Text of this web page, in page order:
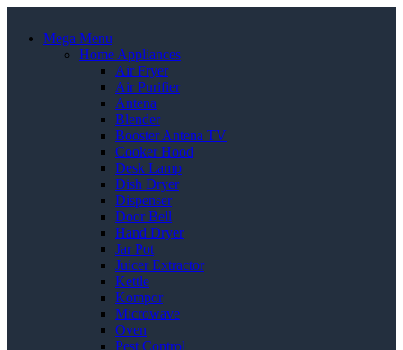
Mega Menu
Home Appliances
Air Fryer
Air Purifier
Antena
Blender
Booster Antena TV
Cooker Hood
Desk Lamp
Dish Dryer
Dispenser
Door Bell
Hand Dryer
Jar Pot
Juicer Extractor
Kettle
Kompor
Microwave
Oven
Pest Control